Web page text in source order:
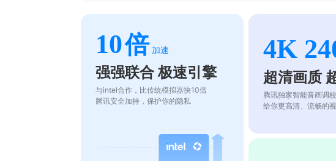
10倍 加速
强强联合 极速引擎
与intel合作，比传统模拟器快10倍
腾讯安全加持，保护你的隐私
4K
超清画质
腾讯独家智能音画调
给你更高清、流畅的